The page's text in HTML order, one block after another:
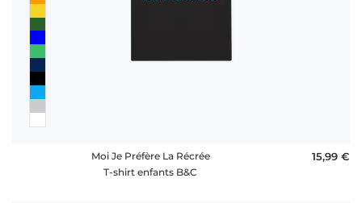
Moi Je Préfère La Récrée
T-shirt enfants B&C
15,99 €